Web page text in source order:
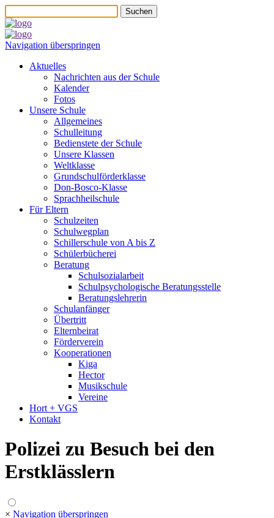
Suchen
Navigation überspringen
Aktuelles
Nachrichten aus der Schule
Kalender
Fotos
Unsere Schule
Allgemeines
Schulleitung
Bedienstete der Schule
Unsere Klassen
Weltklasse
Grundschulförderklasse
Don-Bosco-Klasse
Sprachheilschule
Für Eltern
Schulzeiten
Schulwegplan
Schillerschule von A bis Z
Schülerbücherei
Beratung
Schulsozialarbeit
Schulpsychologische Beratungsstelle
Beratungslehrerin
Schulanfänger
Übertritt
Elternbeirat
Förderverein
Kooperationen
Kiga
Hector
Musikschule
Vereine
Hort + VGS
Kontakt
Polizei zu Besuch bei den
Erstklässlern
× Navigation überspringen